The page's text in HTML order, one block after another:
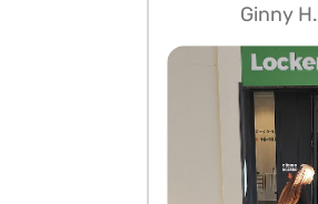
Ginny H.